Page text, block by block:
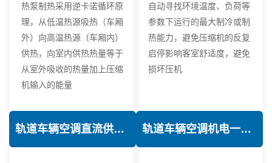
热泵制热采用逆卡诺循环原
理，从低温热源吸热（车厢
外）向高温热源（车厢内）
供热，向室内供热热量等于
从室外吸收的热量加上压缩
机输入的能量
自动寻找环境温度、负荷等
参数下运行的最大制冷或制
热能力，避免压缩机的反复
启停影响客室舒适度，避免
损坏压机
轨道车辆空调直流供电技术 轨道车辆空调机电一体化技术